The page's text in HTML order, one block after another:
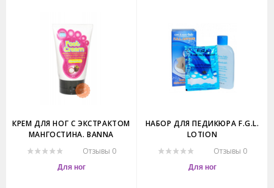
КРЕМ ДЛЯ НОГ С ЭКСТРАКТОМ
МАНГОСТИНА. BANNA
MANGOSTEEN.
Отзывы 0
Для ног
НАБОР ДЛЯ ПЕДИКЮРА F.G.L.
LOTION
Отзывы 0
Для ног